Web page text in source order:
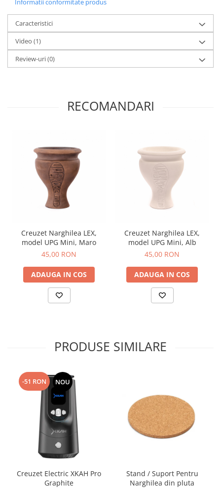
Informatii conformitate produs
Caracteristici
Video (1)
Review-uri(0)
RECOMANDARI
Creuzet Narghilea LEX,
model UPG Mini, Maro
45,00 RON
ADAUGA IN COS
Creuzet Narghilea LEX,
model UPG Mini, Alb
45,00 RON
ADAUGA IN COS
PRODUSE SIMILARE
-51 RON NOU
Creuzet Electric XKAH Pro
Graphite
Stand / Suport Pentru
Narghilea din pluta